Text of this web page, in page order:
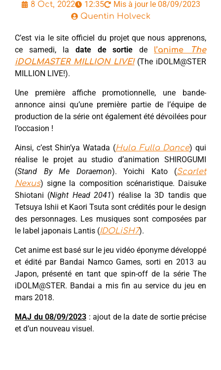
8 Oct, 2022 12:35 Mis à jour le 08/09/2023
Quentin Holveck
C’est via le site officiel du projet que nous apprenons,
ce samedi, la date de sortie de l’anime
The
iDOLMASTER MILLION LIVE!(The iDOLM@STER
MILLION LIVE!).
Une première affiche promotionnelle, une bande-
annonce ainsi qu’une première partie de l’équipe de
production de la série ont également été dévoilées pour
l’occasion !
Ainsi, c’est Shin’ya Watada (Hula Fulla Dance) qui
réalise le projet au studio d’animation SHIROGUMI
(Stand By Me Doraemon). Yoichi Kato (Scarlet
Nexus) signe la composition scénaristique. Daisuke
Shiotani (Night Head 2041) réalise la 3D tandis que
Tetsuya Ishii et Kaori Tsuta sont crédités pour le design
des personnages. Les musiques sont composées par
le label japonais Lantis (IDOLiSH7).
Cet anime est basé sur le jeu vidéo éponyme développé
et édité par Bandai Namco Games, sorti en 2013 au
Japon, présenté en tant que spin-off de la série The
iDOLM@STER. Bandai a mis fin au service du jeu en
mars 2018.
MAJ du 08/09/2023 : ajout de la date de sortie précise
et d’un nouveau visuel.